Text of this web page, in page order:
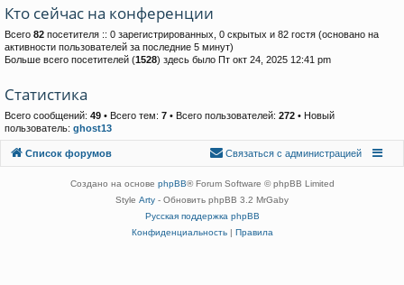
Кто сейчас на конференции
Всего 82 посетителя :: 0 зарегистрированных, 0 скрытых и 82 гостя (основано на
активности пользователей за последние 5 минут)
Больше всего посетителей (1528) здесь было Пт окт 24, 2025 12:41 pm
Статистика
Всего сообщений: 49 • Всего тем: 7 • Всего пользователей: 272 • Новый
пользователь: ghost13
Список форумов
Связаться с
Связаться с администрацией
Создано на основе phpBB® Forum Software © phpBB Limited
Style Arty - Обновить phpBB 3.2 MrGaby
Русская поддержка phpBB
Конфиденциальность| Правила